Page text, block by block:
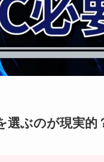
ぶのが現実的